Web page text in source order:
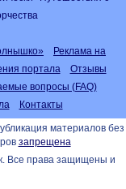
Реклама на
портала
Отзывы
вопросы (FAQ)
Контакты
материалов без
запрещена
Все права защищены и